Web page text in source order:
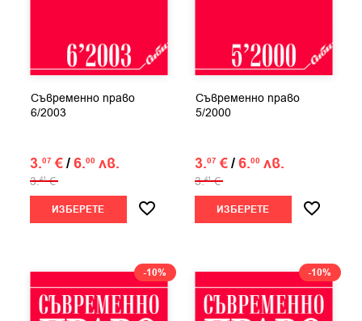
Съвременно право
6/2003
3.07 €/6.00 лв.
3.41 €
ИЗБЕРЕТЕ
Съвременно право
5/2000
3.07 €/6.00 лв.
3.41 €
ИЗБЕРЕТЕ
-10% -10%